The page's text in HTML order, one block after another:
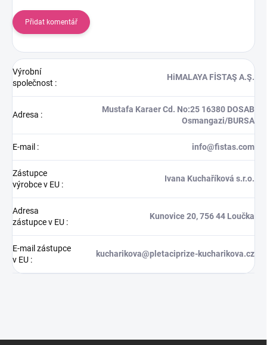
Přidat komentář
Výrobní
společnost :
HiMALAYA FİSTAŞ A.Ş.
Adresa :
Mustafa Karaer Cd. No:25 16380 DOSAB
Osmangazi/BURSA
E-mail : info@fistas.com
Zástupce
výrobce v EU :
Ivana Kuchaříková s.r.o.
Adresa
zástupce v EU :
Kunovice 20, 756 44 Loučka
E-mail zástupce
v EU :
kucharikova@pletaciprize-kucharikova.cz